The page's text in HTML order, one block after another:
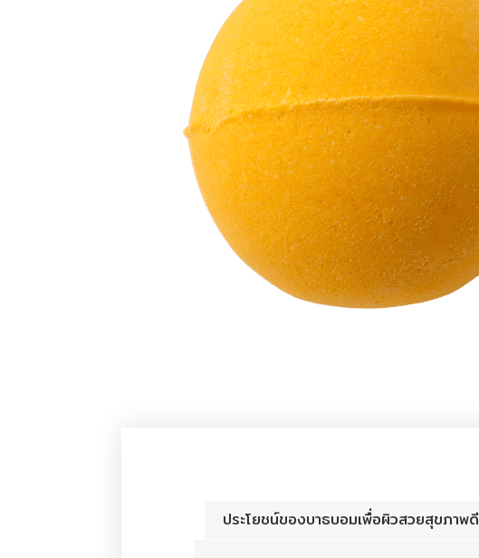
ประโยชน์ของบาธบอมเพื่อผิวสวยสุขภาพดี